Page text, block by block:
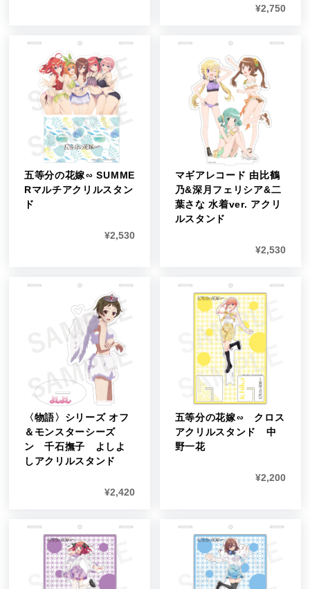
¥2,750
五等分の花嫁∽ SUMME
Rマルチアクリルスタン
ド
¥2,530
マギアレコード 由比鶴
乃&深月フェリシア&二
葉さな 水着ver. アクリ
ルスタンド
¥2,530
〈物語〉シリーズ オフ
＆モンスターシーズ
ン 千石撫子 よしよ
しアクリルスタンド
¥2,420
五等分の花嫁∽ クロス
アクリルスタンド 中
野一花
¥2,200